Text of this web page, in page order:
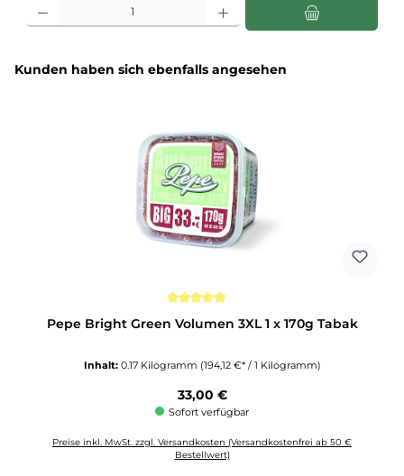
Produkt Anzahl: Gib den gewünschten Wert ein oder benutze die Schaltflächen
Produktgalerie überspringen
Kunden haben sich ebenfalls angesehen
Pepe Bright Green Volumen 3XL 1 x 170g Tabak
Inhalt: 0.17 Kilogramm (194,12 €* / 1 Kilogramm)
Regulärer Preis:
33,00 €
Sofort verfügbar
Preise inkl. MwSt. zzgl. Versandkosten (Versandkostenfrei ab 50 €
Bestellwert)